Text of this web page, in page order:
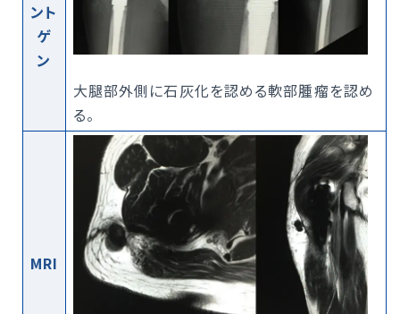
ント
ゲ
ン
大腿部外側に石灰化を認める軟部腫瘤を認め
る。
MRI